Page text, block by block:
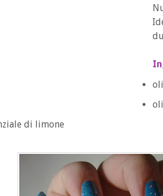
di limone